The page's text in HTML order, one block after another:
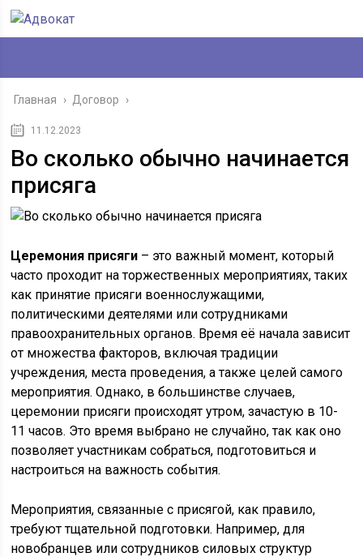
Главная › Договор ›
11.12.2023
Во сколько обычно начинается
присяга
Церемония присяги – это важный момент, который
часто проходит на торжественных мероприятиях, таких
как принятие присяги военнослужащими,
политическими деятелями или сотрудниками
правоохранительных органов. Время её начала зависит
от множества факторов, включая традиции
учреждения, места проведения, а также целей самого
мероприятия. Однако, в большинстве случаев,
церемонии присяги происходят утром, зачастую в 10-
11 часов. Это время выбрано не случайно, так как оно
позволяет участникам собраться, подготовиться и
настроиться на важность события.
Мероприятия, связанные с присягой, как правило,
требуют тщательной подготовки. Например, для
новобранцев или сотрудников силовых структур